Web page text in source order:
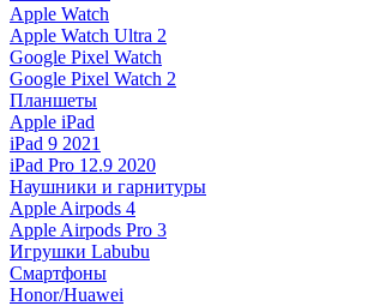
Apple Watch
Apple Watch Ultra 2
Google Pixel Watch
Google Pixel Watch 2
Планшеты
Apple iPad
iPad 9 2021
iPad Pro 12.9 2020
Наушники и гарнитуры
Apple Airpods 4
Apple Airpods Pro 3
Игрушки Labubu
Смартфоны
Honor/Huawei